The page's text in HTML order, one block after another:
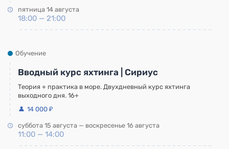
пятница 14 августа
18:00 — 21:00
Обучение
Вводный курс яхтинга | Сириус
Теория + практика в море. Двухдневный курс яхтинга
выходного дня. 16+
14 000 ₽
суббота 15 августа — воскресенье 16 августа
11:00 — 14:00